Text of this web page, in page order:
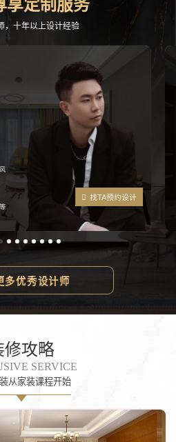
享定制服务
，十年以上设计经验
找TA预约设计
多优秀设计师
修攻略
SERVICE
从家装课程开始